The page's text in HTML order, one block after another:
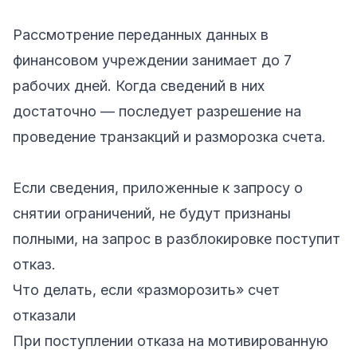
Рассмотрение переданных данных в
финансовом учреждении занимает до 7
рабочих дней. Когда сведений в них
достаточно — последует разрешение на
проведение транзакций и разморозка счета.
Если сведения, приложенные к запросу о
снятии ограничений, не будут признаны
полными, на запрос в разблокировке поступит
отказ.
Что делать, если «разморозить» счет
отказали
При поступлении отказа на мотивированную